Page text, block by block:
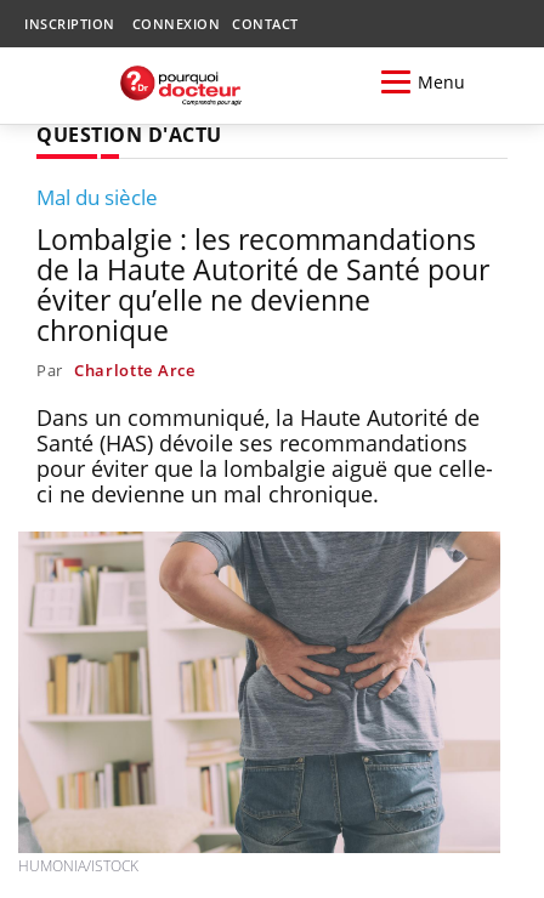
INSCRIPTION CONNEXION CONTACT
Menu
QUESTION D'ACTU
Mal du siècle
Lombalgie : les recommandations
de la Haute Autorité de Santé pour
éviter qu’elle ne devienne
chronique
Par Charlotte Arce
Dans un communiqué, la Haute Autorité de
Santé (HAS) dévoile ses recommandations
pour éviter que la lombalgie aiguë que celle-
ci ne devienne un mal chronique.
HUMONIA/ISTOCK